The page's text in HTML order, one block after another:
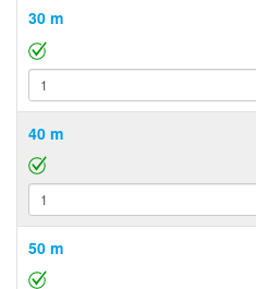
30 m
40 m
50 m